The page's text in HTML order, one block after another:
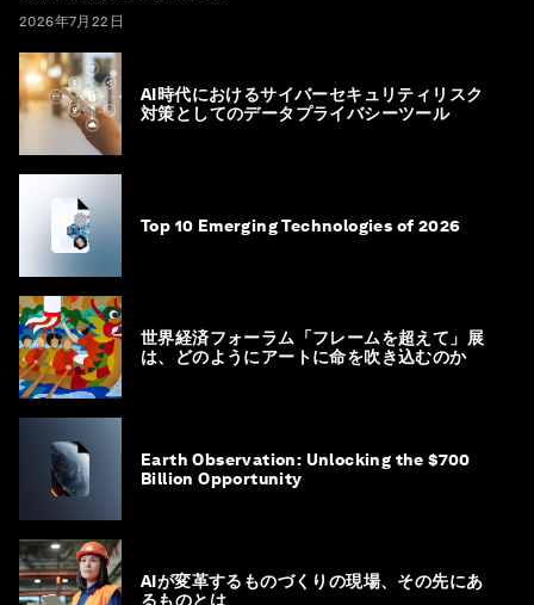
2026年7月22日
AI時代におけるサイバーセキュリティリスク
対策としてのデータプライバシーツール
Top 10 Emerging Technologies of 2026
世界経済フォーラム「フレームを超えて」展
は、どのようにアートに命を吹き込むのか
Earth Observation: Unlocking the $700
Billion Opportunity
AIが変革するものづくりの現場、その先にあ
るものとは